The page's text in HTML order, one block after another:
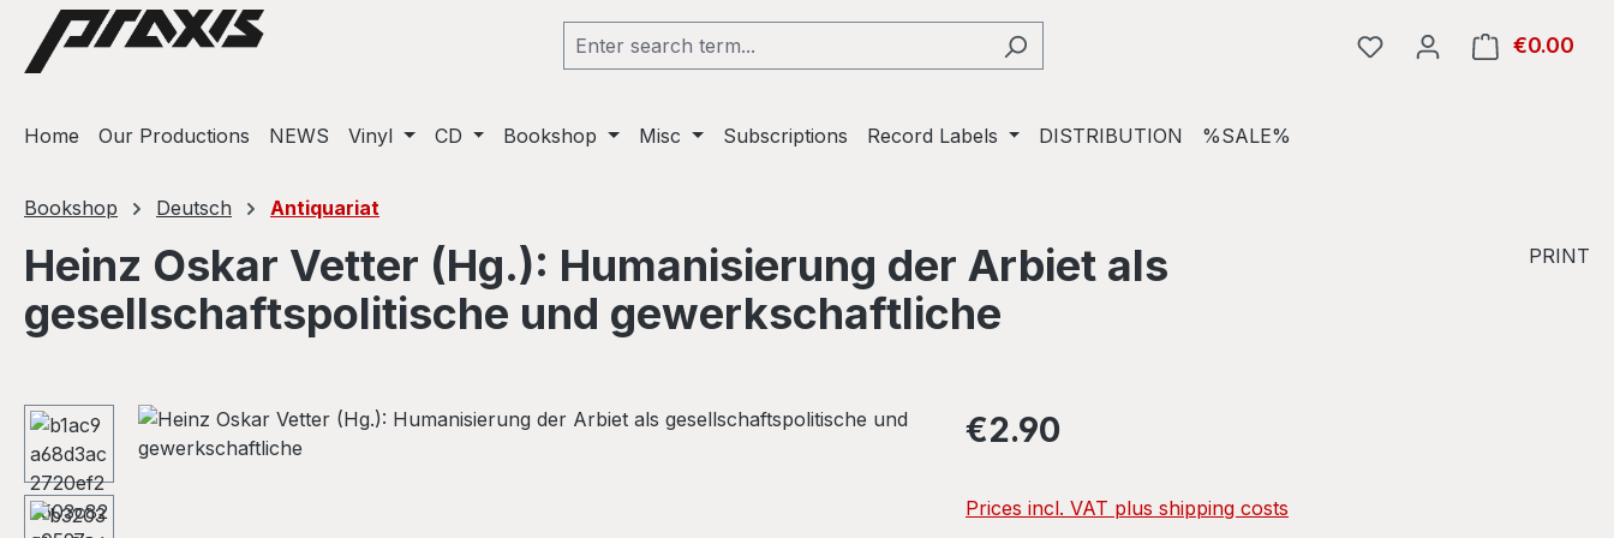
to main content
Skip to search
Skip to main navigation
€0.00
Home Our Productions NEWS Vinyl CD Bookshop Misc Subscriptions Record Labels DISTRIBUTION %SALE%
Bookshop Deutsch Antiquariat
Heinz Oskar Vetter (Hg.): Humanisierung der Arbiet als
gesellschaftspolitische und gewerkschaftliche
PRINT
Skip image gallery Regular price:
€2.90
Prices incl. VAT plus shipping costs